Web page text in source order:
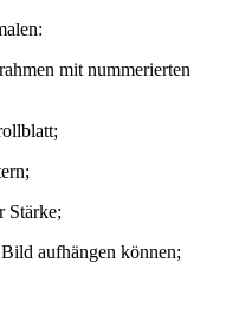
mit nummerierten
Stärke;
aufhängen können;